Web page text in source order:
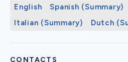
English Spanish (Summary)
Italian (Summary)
Dutch
CONTACTS